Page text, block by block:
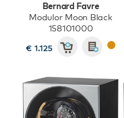
Bernard Favre
Modulor Moon Black
158101000
€ 1.125